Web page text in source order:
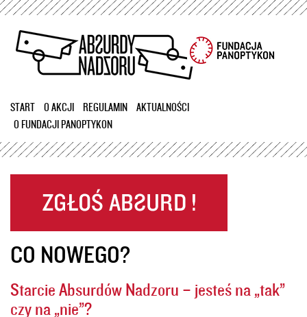
Przejdź
treści
START O AKCJI REGULAMIN
AKTUALNOŚCI
O FUNDACJI PANOPTYKON
CO NOWEGO?
Starcie Absurdów Nadzoru – jesteś na „tak”
czy na „nie”?